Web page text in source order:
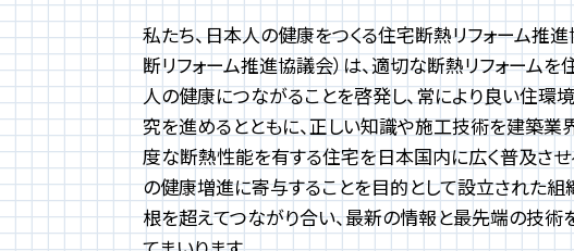
私たち、日本人の健康をつくる住宅断熱リフォーム推
断リフォーム推進協議会）は、適切な断熱リフォームを
人の健康につながることを啓発し、常により良い住環
究を進めるとともに、正しい知識や施工技術を建築業
度な断熱性能を有する住宅を日本国内に広く普及させ
の健康増進に寄与することを目的として設立された組
根を超えてつながり合い、最新の情報と最先端の技術